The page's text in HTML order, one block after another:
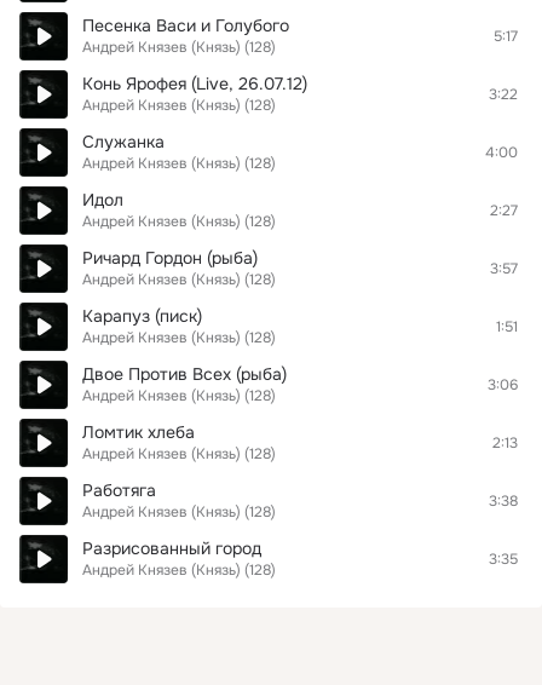
Песенка Васи и Голубого
Андрей Князев (Князь) (128)
5:17
Конь Ярофея (Live, 26.07.12)
Андрей Князев (Князь) (128)
3:22
Служанка
Андрей Князев (Князь) (128)
4:00
Идол
Андрей Князев (Князь) (128)
2:27
Ричард Гордон (рыба)
Андрей Князев (Князь) (128)
3:57
Карапуз (писк)
Андрей Князев (Князь) (128)
1:51
Двое Против Всех (рыба)
Андрей Князев (Князь) (128)
3:06
Ломтик хлеба
Андрей Князев (Князь) (128)
2:13
Работяга
Андрей Князев (Князь) (128)
3:38
Разрисованный город
Андрей Князев (Князь) (128)
3:35